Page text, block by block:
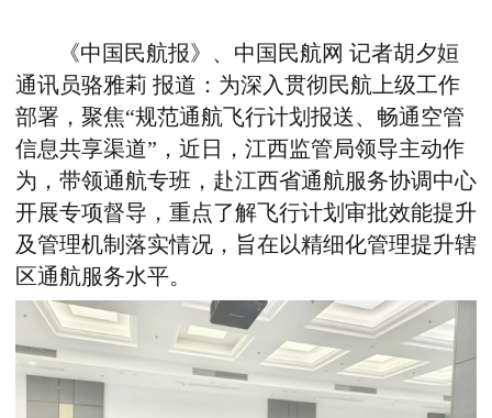
《中国民航报》、中国民航网 记者胡夕姮
通讯员骆雅莉 报道：为深入贯彻民航上级工作
部署，聚焦“规范通航飞行计划报送、畅通空管
信息共享渠道”，近日，江西监管局领导主动作
为，带领通航专班，赴江西省通航服务协调中心
开展专项督导，重点了解飞行计划审批效能提升
及管理机制落实情况， 旨在以精细化管理提升辖
区通航服务水平。